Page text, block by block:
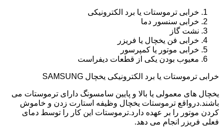
خرابی ترموستات یا برد الکترونیکی
خرابی سنسور دما
نشت گاز
خرابی فن یخچال یا فریزر
خرابی موتور یا کمپرسور
معیوب بودن یکی از قطعات دیفراست
خرابی ترموستات یا برد الکترونیکی یخچال SAMSUNG
یخچال های معمولی یا بالا و پایین سامسونگ دارای ترموستات می
باشند.درواقع ترموستات یخچال وظیفه استارت زدن و خاموش
کردن موتور را بر عهده دارد.ترموستات این کار را توسط دمای
فعلی فریزر انجام می دهد.